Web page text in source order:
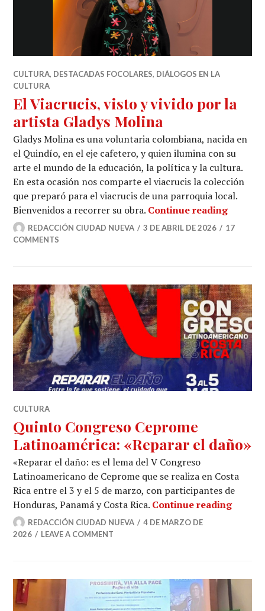
CULTURA, DESTACADAS FOCOLARES, DIÁLOGOS EN LA
CULTURA
El Viacrucis, visto y vivido por la
artista Gladys Molina
Gladys Molina es una voluntaria colombiana, nacida en
el Quindío, en el eje cafetero, y quien ilumina con su
arte el mundo de la educación, la política y la cultura.
En esta ocasión nos comparte el viacrucis la colección
que preparó para el viacrucis de una parroquia local.
Bienvenidos a recorrer su obra. Continue readingEl
REDACCIÓN CIUDAD NUEVA 3 DE ABRIL DE 2026
17
COMMENTS
CULTURA
Quinto Congreso Ceprome
Latinoamérica: «Reparar el daño»
«Reparar el daño: es el lema del V Congreso
Latinoamericano de Ceprome que se realiza en Costa
Rica entre el 3 y el 5 de marzo, con participantes de
Honduras, Panamá y Costa Rica. Continue readingQuinto
REDACCIÓN CIUDAD NUEVA
4 DE MARZO DE
2026
LEAVE A COMMENT